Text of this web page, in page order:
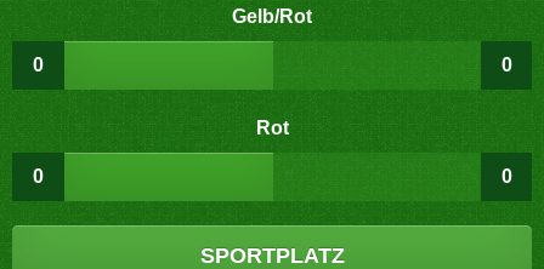
Gelb/Rot
0 0
Rot
0 0
SPORTPLATZ